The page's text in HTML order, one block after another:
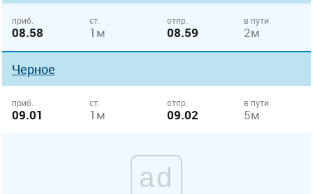
приб.
08.58
ст.
1м
отпр.
08.59
в пути
2м
Черное
приб.
09.01
ст.
1м
отпр.
09.02
в пути
5м
ad